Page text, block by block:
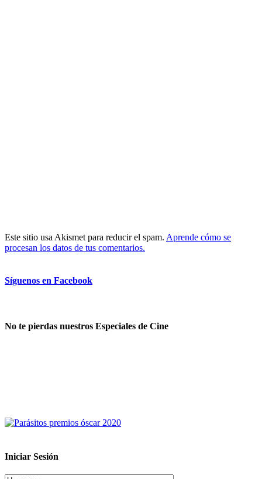
Este sitio usa Akismet para reducir el spam. Aprende cómo se
procesan los datos de tus comentarios.
Síguenos en Facebook
No te pierdas nuestros Especiales de Cine
Iniciar Sesión